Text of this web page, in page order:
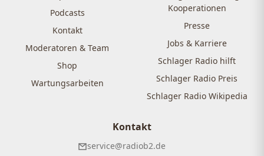
Podcasts
Kontakt
Moderatoren & Team
Shop
Wartungsarbeiten
Kooperationen
Presse
Jobs & Karriere
Schlager Radio hilft
Schlager Radio Preis
Schlager Radio Wikipedia
Kontakt
service@radiob2.de